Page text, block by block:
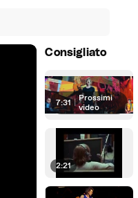
Consigliato
7:31 | Prossimi
video
2:21